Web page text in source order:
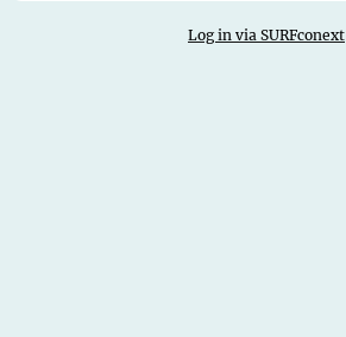
Log in via SURFconext